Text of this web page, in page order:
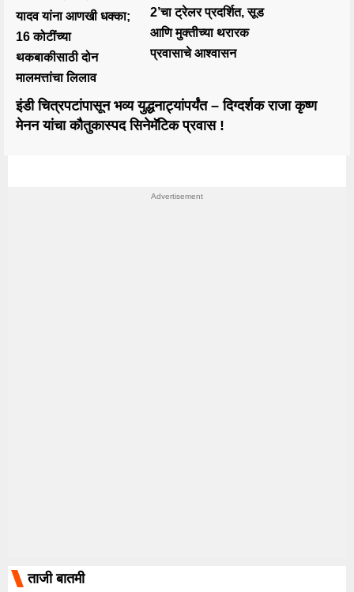
यादव यांना आणखी धक्का;
16 कोटींच्या
थकबाकीसाठी दोन
मालमत्तांचा लिलाव
2’चा ट्रेलर प्रदर्शित, सूड
आणि मुक्तीच्या थरारक
प्रवासाचे आश्वासन
इंडी चित्रपटांपासून भव्य युद्धनाट्यांपर्यंत – दिग्दर्शक राजा कृष्ण
मेनन यांचा कौतुकास्पद सिनेमॅटिक प्रवास !
ताजी बातमी